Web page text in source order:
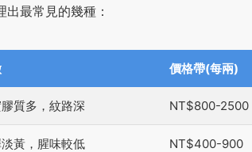
最常見的幾種：
價格帶(每兩)
質多，紋路深 NT$800-2500
黃，腥味較低 NT$400-900